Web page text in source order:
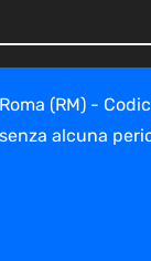
(RM) -
alcuna